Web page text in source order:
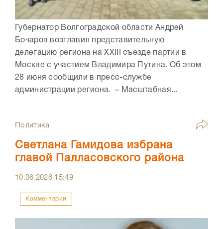
Губернатор Волгоградской области Андрей
Бочаров возглавил представительную
делегацию региона на XXIII съезде партии в
Москве с участием Владимира Путина. Об этом
28 июня сообщили в пресс-службе
администрации региона. – Масштабная...
Политика
Светлана Гамидова избрана
главой Палласовского района
10.06.2026 15:49
Комментарии